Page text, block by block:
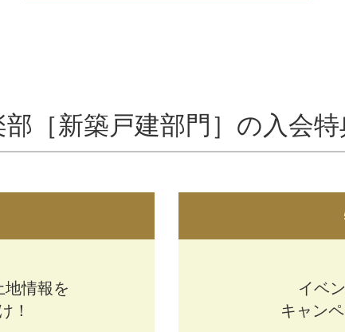
部 ［新築戸建部門］の入会
地情報を
！
イベ
キャン